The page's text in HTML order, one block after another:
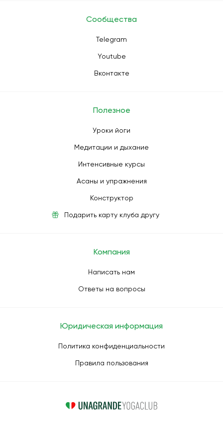
Сообщества
Telegram
Youtube
Вконтакте
Полезное
Уроки йоги
Медитации и дыхание
Интенсивные курсы
Асаны и упражнения
Конструктор
Подарить карту клуба другу
Компания
Написать нам
Ответы на вопросы
Юридическая информация
Политика конфиденциальности
Правила пользования